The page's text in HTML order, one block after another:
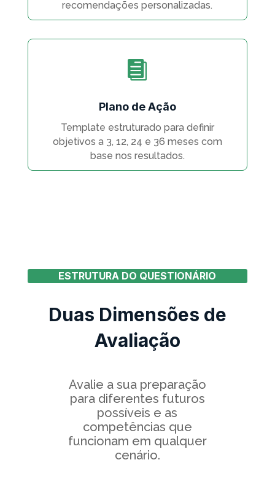
recomendações personalizadas.

Plano de Ação
Template estruturado para definir
objetivos a 3, 12, 24 e 36 meses com
base nos resultados.
ESTRUTURA DO QUESTIONÁRIO
Duas Dimensões de
Avaliação
Avalie a sua preparação
para diferentes futuros
possíveis e as
competências que
funcionam em qualquer
cenário.